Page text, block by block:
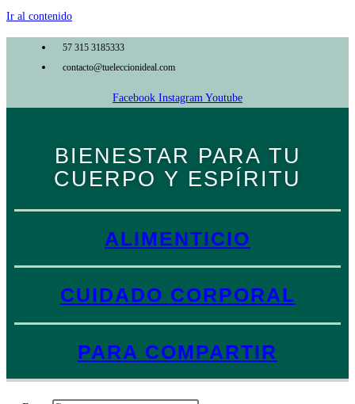
Ir al contenido
57 315 3185333
contacto​@tueleccionideal.com
Facebook Instagram Youtube
BIENESTAR PARA TU
CUERPO Y ESPÍRITU
ALIMENTICIO
CUIDADO CORPORAL
PARA COMPARTIR